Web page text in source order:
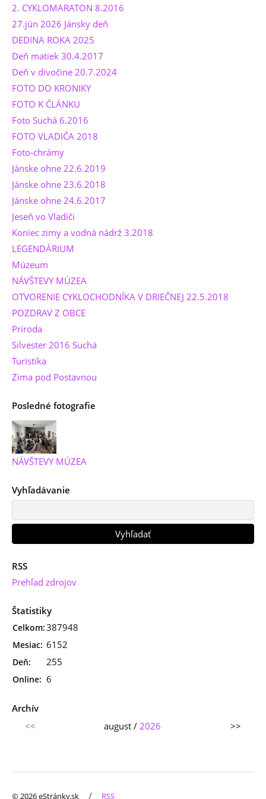
2. CYKLOMARATON 8.2016
27.jún 2026 Jánsky deň
DEDINA ROKA 2025
Deň matiek 30.4.2017
Deň v divočine 20.7.2024
FOTO DO KRONIKY
FOTO K ČLÁNKU
Foto Suchá 6.2016
FOTO VLADIČA 2018
Foto-chrámy
Jánske ohne 22.6.2019
Jánske ohne 23.6.2018
Jánske ohne 24.6.2017
Jeseň vo Vladiči
Koniec zimy a vodná nádrž 3.2018
LEGENDÁRIUM
Múzeum
NÁVŠTEVY MÚZEA
OTVORENIE CYKLOCHODNÍKA V DRIEČNEJ 22.5.2018
POZDRAV Z OBCE
Príroda
Silvester 2016 Suchá
Turistika
Zima pod Postavnou
Posledné fotografie
NÁVŠTEVY MÚZEA
Vyhľadávanie
RSS
Prehľad zdrojov
Štatistiky
Online: 6
Celkom:387948
Mesiac: 6152
Deň: 255
Archív
<<
august / 2026 >>
© 2026 eStránky.sk / RSS